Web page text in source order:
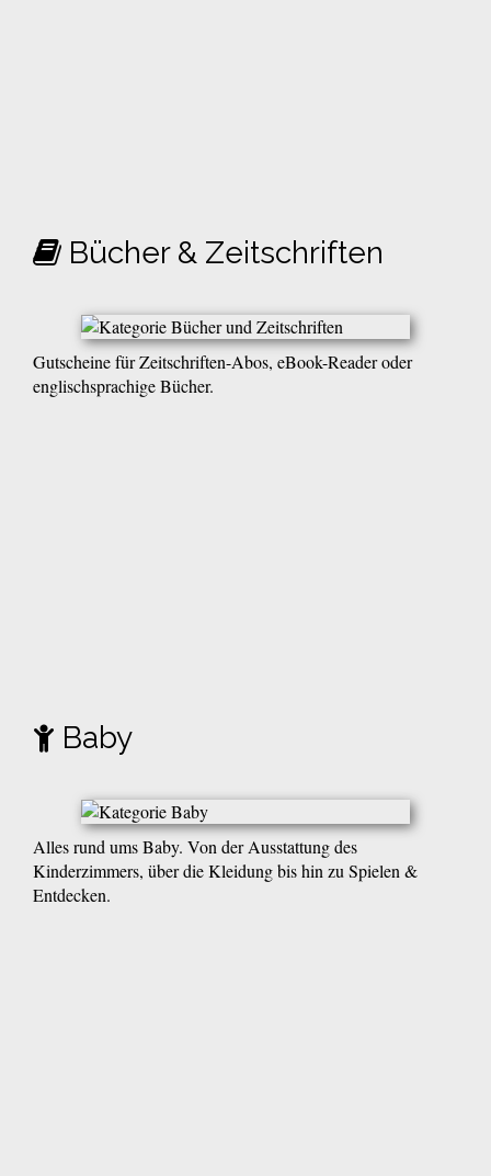
Bücher & Zeitschriften
Gutscheine für Zeitschriften-Abos, eBook-Reader oder
englischsprachige Bücher.
Baby
Alles rund ums Baby. Von der Ausstattung des
Kinderzimmers, über die Kleidung bis hin zu Spielen &
Entdecken.